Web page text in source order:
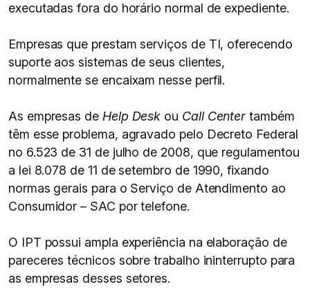
executadas fora do horário normal de expediente.
Empresas que prestam serviços de TI, oferecendo
suporte aos sistemas de seus clientes,
normalmente se encaixam nesse perfil.
As empresas de Help Desk ou Call Center também
têm esse problema, agravado pelo Decreto Federal
no 6.523 de 31 de julho de 2008, que regulamentou
a lei 8.078 de 11 de setembro de 1990, fixando
normas gerais para o Serviço de Atendimento ao
Consumidor – SAC por telefone.
O IPT possui ampla experiência na elaboração de
pareceres técnicos sobre trabalho ininterrupto para
as empresas desses setores.